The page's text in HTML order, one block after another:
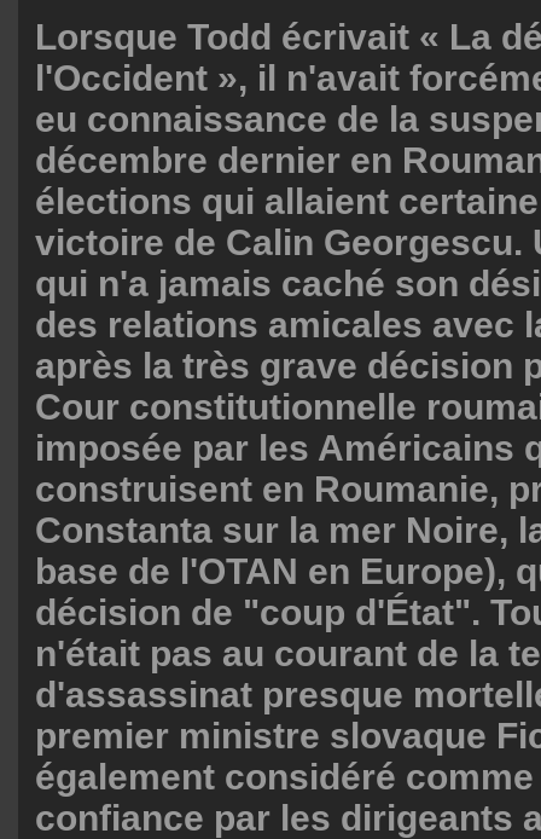
Lorsque Todd écrivait « La
l'Occident », il n'avait
eu connaissance de la
décembre dernier en
élections qui allaient
victoire de Calin Georgescu.
qui n'a jamais caché son
des relations amicales avec
après la très grave décision
Cour constitutionnelle
imposée par les Américains
construisent en Roumanie,
Constanta sur la mer Noire,
base de l'OTAN en Europe),
décision de "coup d'État".
n'était pas au courant de la
d'assassinat presque
premier ministre slovaque
également considéré
confiance par les dirigeants